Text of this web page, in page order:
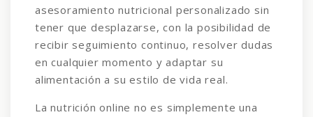
asesoramiento nutricional personalizado sin
tener que desplazarse, con la posibilidad de
recibir seguimiento continuo, resolver dudas
en cualquier momento y adaptar su
alimentación a su estilo de vida real.
La nutrición online no es simplemente una